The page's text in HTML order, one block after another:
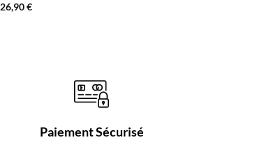
26,90€
Paiement Sécurisé